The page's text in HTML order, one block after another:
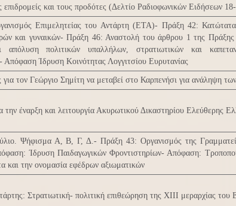
επιδρομείς και τους προδότες (Δελτίο Ραδιοφωνικών Ειδήσεων
Επιμελητείας του Αντάρτη (ΕΤΑ)- Πράξη 42:
και γυναικών- Πράξη 46: Αναστολή του άρθρου 1 της
απόλυση πολιτικών υπαλλήλων, στρατιωτικών και
Απόφαση Ίδρυση Κοινότητας Λογγιτσίου Ευρυτανίας
για τον Γεώργιο Σημίτη να μεταβεί στο Καρπενήσι για ανάληψη
έναρξη και λειτουργία Ακυρωτικού Δικαστηρίου Ελεύθερης
Ψήφισμα Α, Β, Γ, Δ.- Πράξη 43: Οργανισμός της
Ίδρυση Παιδαγωγικών Φροντιστηρίων- Απόφαση:
και την ονομασία εφέδρων αξιωματικών
Στρατιωτική- πολιτική επιθεώρηση της ΧΙΙΙ μεραρχίας